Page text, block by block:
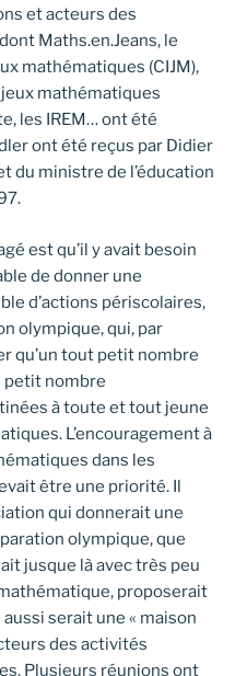
et acteurs des
Maths.en.Jeans, le
mathématiques (CIJM),
mathématiques
les IREM… ont été
ont été reçus par Didier
du ministre de l’éducation
est qu’il y avait besoin
de donner une
d’actions périscolaires,
olympique, qui, par
qu’un tout petit nombre
petit nombre
à toute et tout jeune
L’encouragement à
dans les
être une priorité. Il
qui donnerait une
olympique, que
jusque là avec très peu
proposerait
serait une « maison
des activités
Plusieurs réunions ont